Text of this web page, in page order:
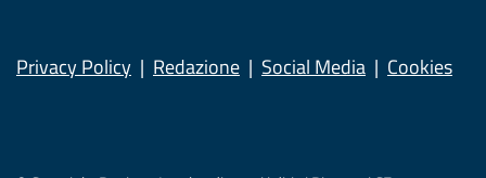
Privacy Policy Redazione Social Media Cookies